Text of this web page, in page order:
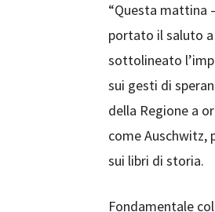
“Questa mattina
portato il saluto
sottolineato
sui gesti di
della Regione a
come Auschwitz,
sui libri di storia.
Fondamentale